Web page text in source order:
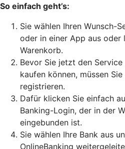
So einfach geht’s:
Sie wählen Ihren Wunsch-
oder in einer App aus oder
Warenkorb.
Bevor Sie jetzt den
kaufen können, müssen
registrieren.
Dafür klicken Sie einfach
Banking-Login, der in der
eingebunden ist.
Sie wählen Ihre Bank aus
OnlineBanking